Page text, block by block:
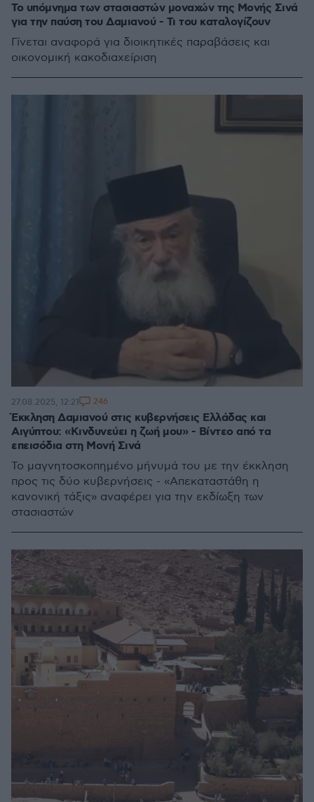
Το υπόμνημα των στασιαστών μοναχών της Μονής Σινά
για την παύση του Δαμιανού - Τι του καταλογίζουν
Γίνεται αναφορά για διοικητικές παραβάσεις και
οικονομική κακοδιαχείριση
Έκκληση Δαμιανού στις κυβερνήσεις Ελλάδας και
Αιγύπτου: «Κινδυνεύει η ζωή μου» - Βίντεο από τα
επεισόδια στη Μονή Σινά
Το μαγνητοσκοπημένο μήνυμά του με την έκκληση
προς τις δύο κυβερνήσεις - «Απεκαταστάθη η
κανονική τάξις» αναφέρει για την εκδίωξη των
στασιαστών
27.08.2025, 12:21 246